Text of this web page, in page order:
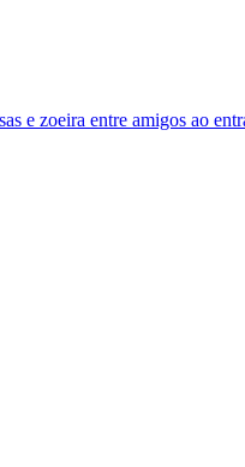
e zoeira entre amigos ao